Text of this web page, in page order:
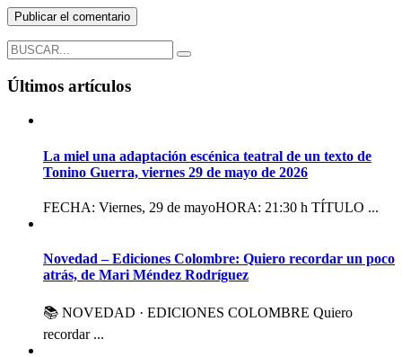
Últimos artículos
La miel una adaptación escénica teatral de un texto de
Tonino Guerra, viernes 29 de mayo de 2026
FECHA: Viernes, 29 de mayoHORA: 21:30 h TÍTULO ...
Novedad – Ediciones Colombre: Quiero recordar un poco
atrás, de Mari Méndez Rodríguez
📚 NOVEDAD · EDICIONES COLOMBRE Quiero
recordar ...